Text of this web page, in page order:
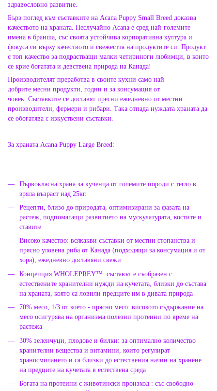
здравословно развитие.
Бърз поглед към съставките на Acana Puppy Small Breed доказва
качеството на храната. Неслучайно Acana е сред най-големите
имена в бранша, със своята устойчива корпоративна култура и
фокуса си върху качеството и свежестта на продуктите си. Продукт
с топ качество за подрастващи малки четириноги любимци, в които
се крие богатата и девствена природа на Канада!
Производителят преработва в своите кухни само най-
добрите месни продукти, годни и за консумация от
човек. Съставките се доставят пресни ежедневно от местни
производители, фермери и рибари. Така отпада нуждата храната да
се обогатява с изкуствени съставки.
За храната Acana Puppy Large Breed:
Първокласна храна за кученца от големите породи с тегло в
зряла възраст над 25кг.
Рецепти, близо до природата, оптимизирани за фазата на
растеж, подпомагащи развитието на мускулатурата, костите и
ставите
Високо качество: всякакви съставки от местни стопанства и
прясно уловена риба от Канада (подходящи за консумация и от
хора), ежедневно доставяни свежи
Концепция WHOLEPREY™: съставът е съобразен с
естествените хранителни нужди на кучетата, близки до състава
на храната, която са ловили предците им в дивата природа
70% месо, 1/3 от което - прясно месо: високото съдържание на
месо осигурява на организма полезни протеини по време на
растежа
30% зеленчуци, плодове и билки: за оптимално количество
хранителни вещества и витамини, които регулират
храносмилането и са близки до естествения начин на хранене
на предците на кучетата в естествена среда
Богата на протеини с животински произход : със свободно